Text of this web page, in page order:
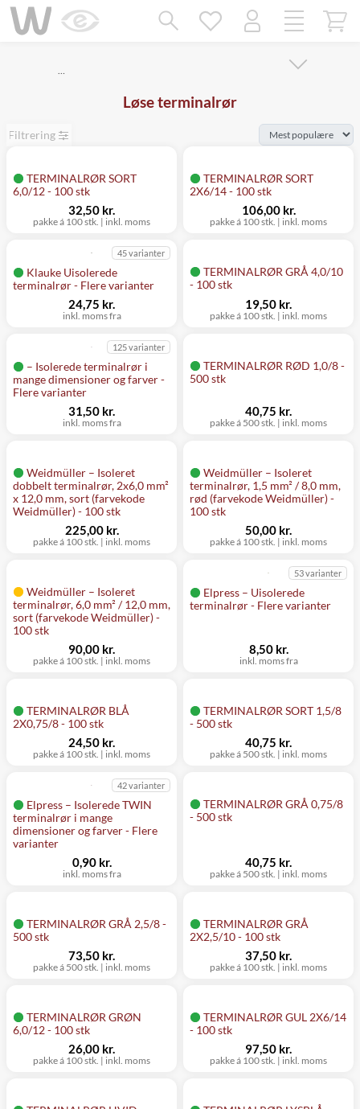
…
Løse terminalrør
Filtrering
TERMINALRØR SORT
6,0/12 - 100 stk
pakke á 100 stk. | inkl. moms
32,50 kr.
TERMINALRØR SORT
2X6/14 - 100 stk
pakke á 100 stk. | inkl. moms
106,00 kr.
Klauke Uisolerede
terminalrør - Flere varianter
45 varianter
inkl. moms fra
24,75 kr.
TERMINALRØR GRÅ 4,0/10
- 100 stk
pakke á 100 stk. | inkl. moms
19,50 kr.
– Isolerede terminalrør i
mange dimensioner og farver -
Flere varianter
125 varianter
inkl. moms fra
31,50 kr.
TERMINALRØR RØD 1,0/8 -
500 stk
pakke á 500 stk. | inkl. moms
40,75 kr.
Weidmüller – Isoleret
dobbelt terminalrør, 2x6,0 mm²
x 12,0 mm, sort (farvekode
Weidmüller) - 100 stk
pakke á 100 stk. | inkl. moms
225,00 kr.
Weidmüller – Isoleret
terminalrør, 1,5 mm² / 8,0 mm,
rød (farvekode Weidmüller) -
100 stk
pakke á 100 stk. | inkl. moms
50,00 kr.
Weidmüller – Isoleret
terminalrør, 6,0 mm² / 12,0 mm,
sort (farvekode Weidmüller) -
100 stk
pakke á 100 stk. | inkl. moms
90,00 kr.
Elpress – Uisolerede
terminalrør - Flere varianter
53 varianter
inkl. moms fra
8,50 kr.
TERMINALRØR BLÅ
2X0,75/8 - 100 stk
pakke á 100 stk. | inkl. moms
24,50 kr.
TERMINALRØR SORT 1,5/8
- 500 stk
pakke á 500 stk. | inkl. moms
40,75 kr.
Elpress – Isolerede TWIN
terminalrør i mange
dimensioner og farver - Flere
varianter
42 varianter
inkl. moms fra
0,90 kr.
TERMINALRØR GRÅ 0,75/8
- 500 stk
pakke á 500 stk. | inkl. moms
40,75 kr.
TERMINALRØR GRÅ 2,5/8 -
500 stk
pakke á 500 stk. | inkl. moms
73,50 kr.
TERMINALRØR GRÅ
2X2,5/10 - 100 stk
pakke á 100 stk. | inkl. moms
37,50 kr.
TERMINALRØR GRØN
6,0/12 - 100 stk
pakke á 100 stk. | inkl. moms
26,00 kr.
TERMINALRØR GUL 2X6/14
- 100 stk
pakke á 100 stk. | inkl. moms
97,50 kr.
Mangler chatten?
Ret samtykke!